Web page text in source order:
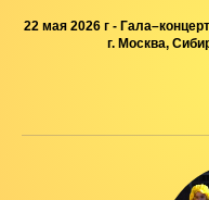
22 мая 2026 г -
г. Москва,